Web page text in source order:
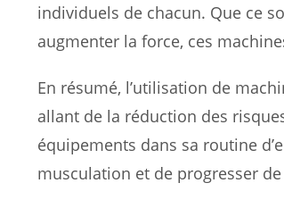
individuels de chacun. Que ce
augmenter la force, ces
En résumé, l’utilisation de
allant de la réduction des
équipements dans sa routine
musculation et de progresser